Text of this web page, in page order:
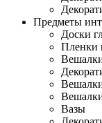
Предметы
Доски
Пленки
Вазы